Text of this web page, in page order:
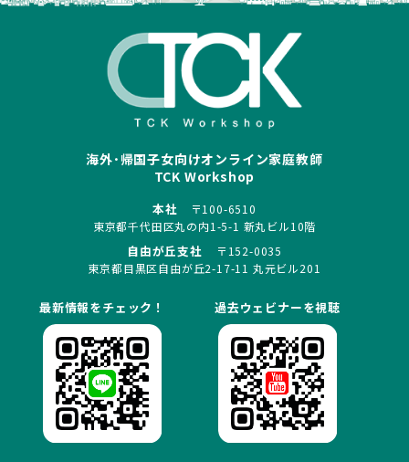
海外･帰国子女向けオンライン家庭教師
TCK Workshop
本社
〒100-6510
東京都千代田区丸の内1-5-1 新丸ビル10階
自由が丘支社
〒152-0035
東京都目黒区自由が丘2-17-11 丸元ビル201
最新情報をチェック！ 過去ウェビナーを視聴